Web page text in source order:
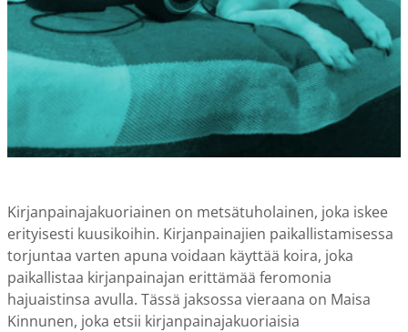
Kirjanpainajakuoriainen on metsätuholainen, joka iskee
erityisesti kuusikoihin. Kirjanpainajien paikallistamisessa
torjuntaa varten apuna voidaan käyttää koira, joka
paikallistaa kirjanpainajan erittämää feromonia
hajuaistinsa avulla. Tässä jaksossa vieraana on Maisa
Kinnunen, joka etsii kirjanpainajakuoriaisia